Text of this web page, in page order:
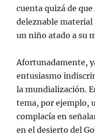
cuenta quizá de que
deleznable
un niño atado a su
Afortunadamente,
entusiasmo
la mundialización.
tema, por ejemplo,
complacía en
en el desierto del